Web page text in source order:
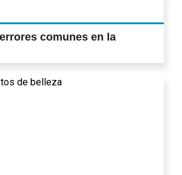
comunes en la